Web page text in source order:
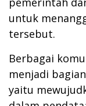
untuk
tersebut.
Berbagai
menjadi
yaitu